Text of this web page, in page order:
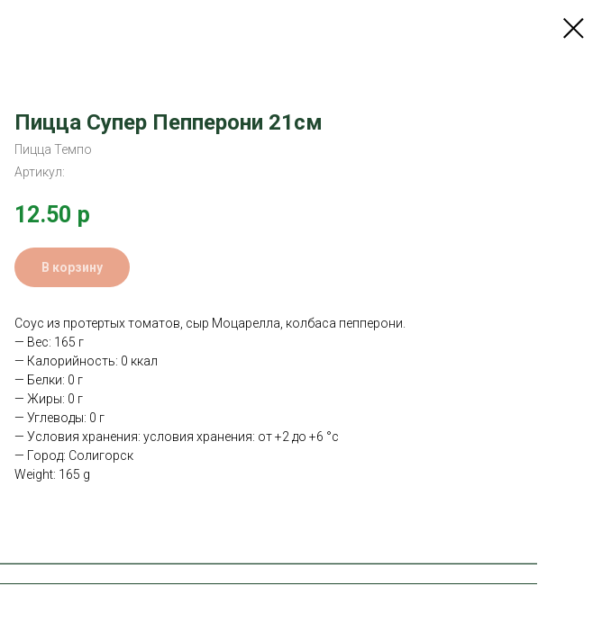
Пицца Супер Пепперони 21см
Пицца Темпо
Артикул:
12.50 р
В корзину
Соус из протертых томатов, сыр Моцарелла, колбаса пепперони.
— Вес: 165 г
— Калорийность: 0 ккал
— Белки: 0 г
— Жиры: 0 г
— Углеводы: 0 г
— Условия хранения: условия хранения: от +2 до +6 °с
— Город: Солигорск
Weight: 165 g